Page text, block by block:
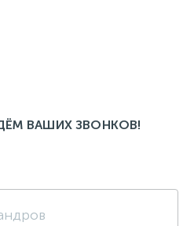
ВАШИХ ЗВОНКОВ!